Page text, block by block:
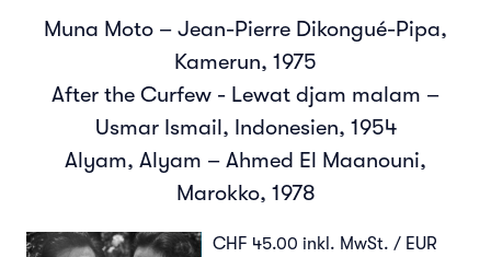
Muna Moto – Jean-Pierre Dikongué-Pipa,
Kamerun, 1975
After the Curfew - Lewat djam malam –
Usmar Ismail, Indonesien, 1954
Alyam, Alyam – Ahmed El Maanouni,
Marokko, 1978
CHF 45.00 inkl. MwSt. / EUR